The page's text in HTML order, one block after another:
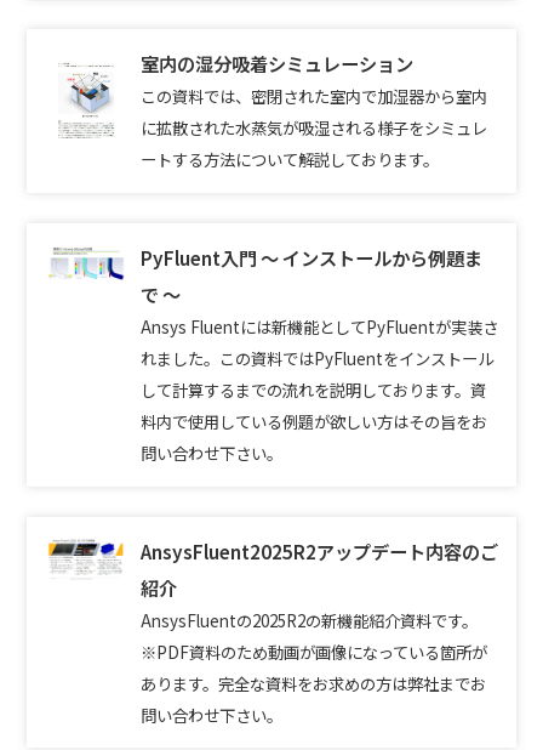
室内の湿分吸着シミュレーション
この資料では、密閉された室内で加湿器から室内
に拡散された水蒸気が吸湿される様子をシミュレ
ートする方法について解説しております。
PyFluent入門 ～ インストールから例題ま
で ～
Ansys Fluentには新機能としてPyFluentが実装さ
れました。この資料ではPyFluentをインストール
して計算するまでの流れを説明しております。資
料内で使用している例題が欲しい方はその旨をお
問い合わせ下さい。
AnsysFluent2025R2アップデート内容のご
紹介
AnsysFluentの2025R2の新機能紹介資料です。
※PDF資料のため動画が画像になっている箇所が
あります。完全な資料をお求めの方は弊社までお
問い合わせ下さい。